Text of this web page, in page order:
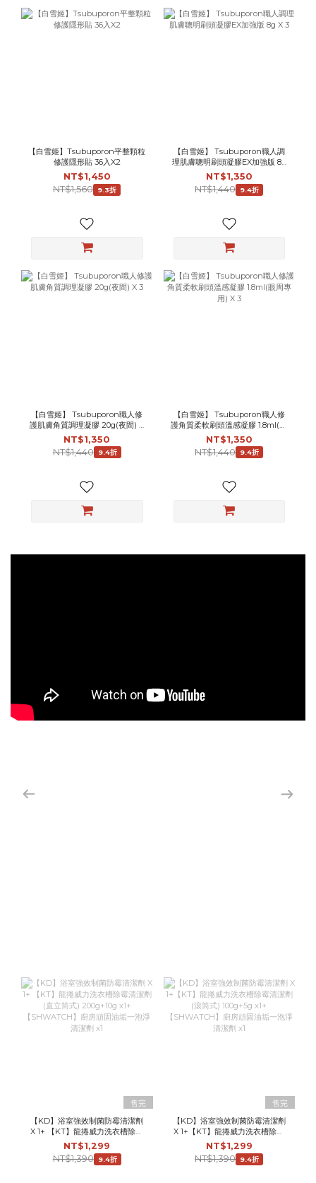
【白雪姬】Tsubuporon平整顆粒
修護隱形貼 36入X2
NT$1,450
NT$1,560
9.3折
【白雪姬】 Tsubuporon職人調
理肌膚聰明刷頭凝膠EX加強版 8g
X 3
NT$1,350
NT$1,440
9.4折
【白雪姬】 Tsubuporon職人修
護肌膚角質調理凝膠 20g(夜間) X
3
NT$1,350
NT$1,440
9.4折
【白雪姬】 Tsubuporon職人修
護角質柔軟刷頭溫感凝膠 1.8ml(眼
周專用) X 3
NT$1,350
NT$1,440
9.4折
售完
【KD】浴室強效制菌防霉清潔劑
X 1+ 【KT】龍捲威力洗衣槽除霉
清潔劑 (直立筒式) 200g+10g x1+
【SHWATCH】廚房頑固油垢一
泡淨清潔劑 x1
NT$1,299
NT$1,390
9.4折
售完
【KD】浴室強效制菌防霉清潔劑
X 1+【KT】龍捲威力洗衣槽除霉
清潔劑 (滾筒式) 100g+5g x1+
【SHWATCH】廚房頑固油垢一
泡淨清潔劑 x1
NT$1,299
NT$1,390
9.4折